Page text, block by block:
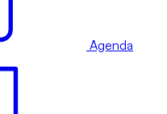
Agenda